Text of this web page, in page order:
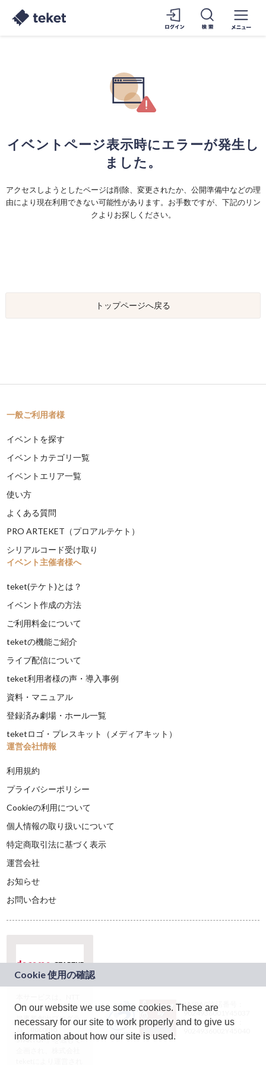
イベントページ表示時にエラーが発生し
ました。
アクセスしようとしたページは削除、変更されたか、公開準備中などの理
由により現在利用できない可能性があります。お手数ですが、下記のリン
クよりお探しください。
トップページへ戻る
一般ご利用者様
イベントを探す
イベントカテゴリ一覧
イベントエリア一覧
使い方
よくある質問
PRO ARTEKET（プロアルテケト）
シリアルコード受け取り
イベント主催者様へ
teket(テケト)とは？
イベント作成の方法
ご利用料金について
teketの機能ご紹介
ライブ配信について
teket利用者様の声・導入事例
資料・マニュアル
登録済み劇場・ホール一覧
teketロゴ・プレスキット（メディアキット）
運営会社情報
利用規約
プライバシーポリシー
Cookieの利用について
個人情報の取り扱いについて
特定商取引法に基づく表示
運営会社
お知らせ
お問い合わせ
ドコモグループの新
規事業創出プログラ
ム「docomo
STARTUP」を通じて
JASRAC許諾番号：
9024936001Y45037
JASRAC許諾番号：
On our website we use some cookies. These are
necessary for our site to work properly and to give us
information about how our site is used.